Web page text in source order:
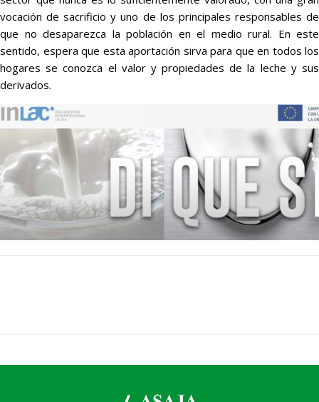
vocación de sacrificio y uno de los principales responsables de
que no desaparezca la población en el medio rural. En este
sentido, espera que esta aportación sirva para que en todos los
hogares se conozca el valor y propiedades de la leche y sus
derivados.